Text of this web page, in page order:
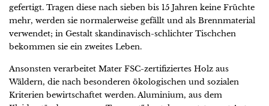
gefertigt. Tragen diese nach sieben bis 15 Jahren keine Früchte
mehr, werden sie normalerweise gefällt und als Brennmaterial
verwendet; in Gestalt skandinavisch-schlichter Tischchen
bekommen sie ein zweites Leben.
Ansonsten verarbeitet Mater FSC-zertifiziertes Holz aus
Wäldern, die nach besonderen ökologischen und sozialen
Kriterien bewirtschaftet werden. Aluminium, aus dem